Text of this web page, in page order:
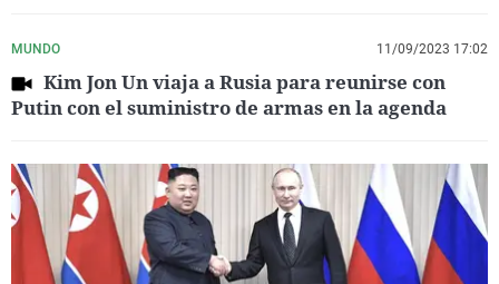
MUNDO 11/09/2023 17:02
Kim Jon Un viaja a Rusia para reunirse con
Putin con el suministro de armas en la agenda